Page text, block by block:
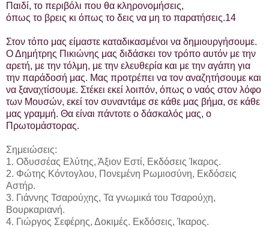
Παιδί, το περιβόλι που θα κληρονομήσεις,
όπως το βρεις κι όπως το δεις να μη το παρατήσεις.14
Στον τόπο μας είμαστε καταδικασμένοι να δημιουργήσουμε.
Ο Δημήτρης Πικιώνης μας διδάσκει τον τρόπο αυτόν με την
αρετή, με την τόλμη, με την ελευθερία και με την αγάπη για
την παράδοσή μας. Μας προτρέπει να τον αναζητήσουμε και
να ξαναχτίσουμε. Στέκει εκεί λοιπόν, όπως ο ναός στον λόφο
των Μουσών, εκεί τον συναντάμε σε κάθε μας βήμα, σε κάθε
μας γραμμή. Θα είναι πάντοτε ο δάσκαλός μας, ο
Πρωτομάστορας.
Σημειώσεις:
1. Οδυσσέας Ελύτης, Άξιον Εστί, Εκδόσεις Ίκαρος.
2. Φώτης Κόντογλου, Πονεμένη Ρωμιοσύνη, Εκδόσεις
Αστήρ.
3. Γιάννης Τσαρούχης, Τα γνωμικά του Τσαρούχη,
Βουρκαριανή.
4. Γιώργος Σεφέρης, Δοκιμές. Εκδόσεις, Ίκαρος.